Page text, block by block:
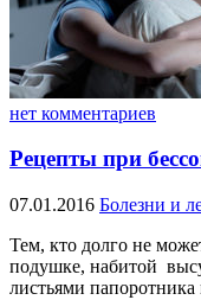
нет комментариев
Рецепты при
07.01.2016 Болезни и
Тем, кто долго не
подушке, набитой
листьями